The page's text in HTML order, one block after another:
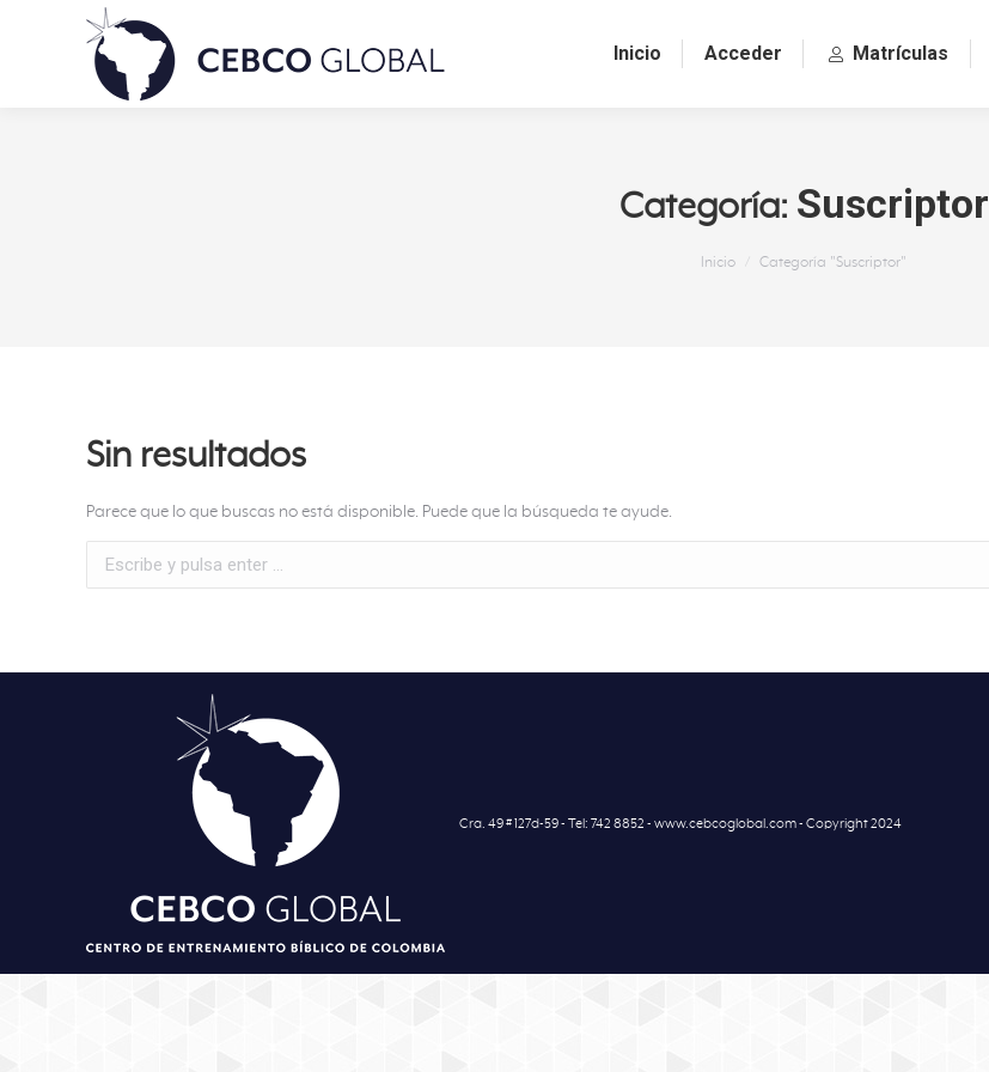
Inicio Acceder Matrículas
Categoría: Suscriptor
Inicio Categoría "Suscriptor"
Sin resultados
Parece que lo que buscas no está disponible. Puede que la búsqueda te ayude.
Buscar:
Cra. 49 # 127d-59 - Tel: 742 8852 - www.cebcoglobal.com - Copyright 2024